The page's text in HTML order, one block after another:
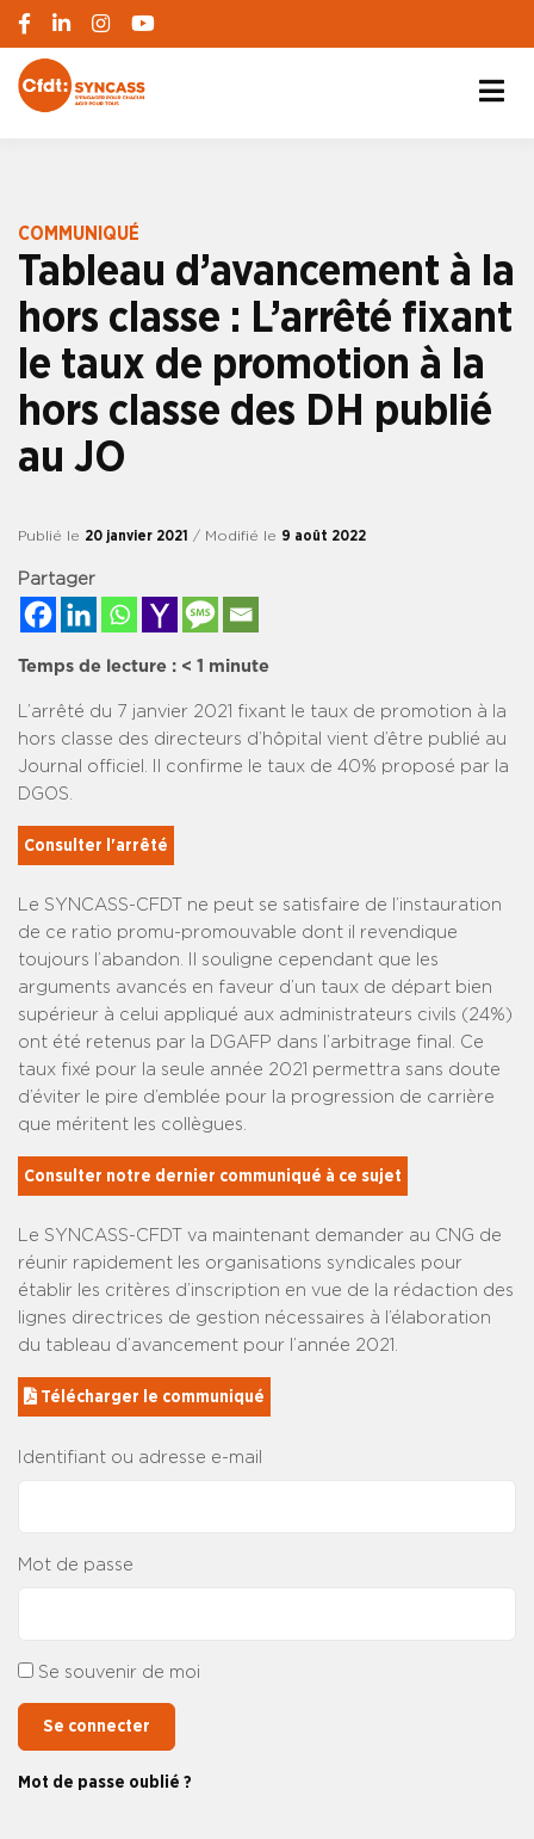
COMMUNIQUÉ
Tableau d’avancement à la
hors classe : L’arrêté fixant
le taux de promotion à la
hors classe des DH publié
au JO
Publié le 20 janvier 2021 / Modifié le 9 août 2022
Partager
Temps de lecture : < 1 minute
L’arrêté du 7 janvier 2021 fixant le taux de promotion à la
hors classe des directeurs d’hôpital vient d’être publié au
Journal officiel. Il confirme le taux de 40% proposé par la
DGOS.
Consulter l'arrêté
Le SYNCASS-CFDT ne peut se satisfaire de l’instauration
de ce ratio promu-promouvable dont il revendique
toujours l’abandon. Il souligne cependant que les
arguments avancés en faveur d’un taux de départ bien
supérieur à celui appliqué aux administrateurs civils (24%)
ont été retenus par la DGAFP dans l’arbitrage final. Ce
taux fixé pour la seule année 2021 permettra sans doute
d’éviter le pire d’emblée pour la progression de carrière
que méritent les collègues.
Consulter notre dernier communiqué à ce sujet
Le SYNCASS-CFDT va maintenant demander au CNG de
réunir rapidement les organisations syndicales pour
établir les critères d’inscription en vue de la rédaction des
lignes directrices de gestion nécessaires à l’élaboration
du tableau d’avancement pour l’année 2021.
Télécharger le communiqué
Identifiant ou adresse e-mail
Mot de passe
Se souvenir de moi
Se connecter
Mot de passe oublié ?